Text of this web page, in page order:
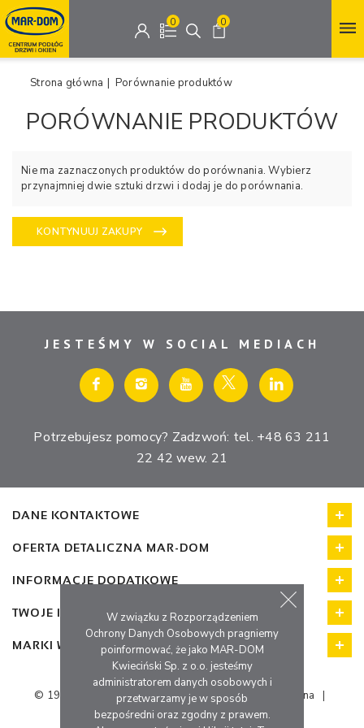
0 0
Strona główna | Porównanie produktów
PORÓWNANIE PRODUKTÓW
Nie ma zaznaczonych produktów do porównania. Wybierz
przynajmniej dwie sztuki drzwi i dodaj je do porównania.
KONTYNUUJ ZAKUPY
JESTEŚMY W SOCIAL MEDIACH
Potrzebujesz pomocy? Zadzwoń: tel. +48 63 211
22 42 wew. 21
DANE KONTAKTOWE
OFERTA DETALICZNA MAR-DOM
INFORMACJE DODATKOWE
TWOJE KONTO - SKLEP INTERNETOWY
MARKI WŁASNE FIRMY MAR-DOM
© 1998 - 2026 MAR-DOM Konin - Podłogi Drzwi i Okna
|
Wszystkie prawa zastrzeżone.
W związku z Rozporządzeniem
Ochrony Danych Osobowych pragniemy
poinformować, że jako MAR-DOM
Kwieciński Sp. z o.o. jesteśmy
administratorem danych osobowych i
przetwarzamy je w sposób
bezpośredni oraz zgodny z prawem.